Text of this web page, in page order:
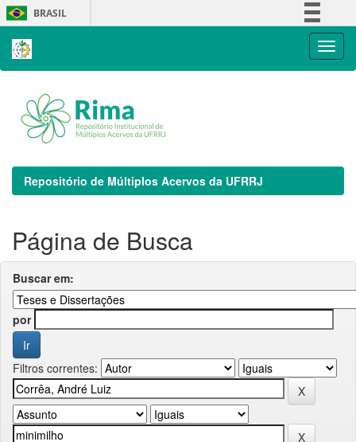
Skip
navigation
BRASIL
Repositório de Múltiplos Acervos da UFRRJ
Página de Busca
Buscar em:
por
Filtros correntes: